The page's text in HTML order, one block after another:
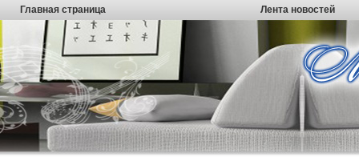
Главная страница Лента новостей